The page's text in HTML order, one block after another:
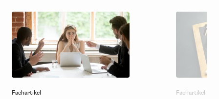
Fachartikel Fachartikel